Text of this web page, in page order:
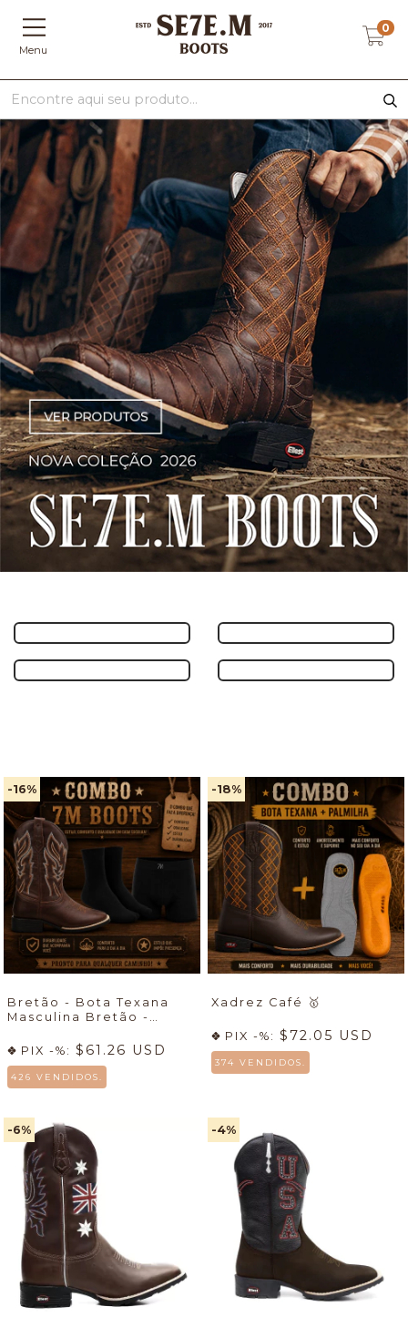
Menu
0
-16%
Bretão - Bota Texana
Masculina Bretão -
Cueca🔥
PIX -%: $61.26 USD
426 VENDIDOS.
-18%
Xadrez Café 🥇
PIX -%: $72.05 USD
374 VENDIDOS.
-6% -4%